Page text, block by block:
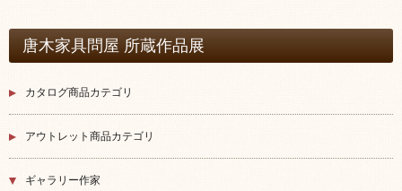
唐木家具問屋 所蔵作品展
カタログ商品カテゴリ
アウトレット商品カテゴリ
ギャラリー作家